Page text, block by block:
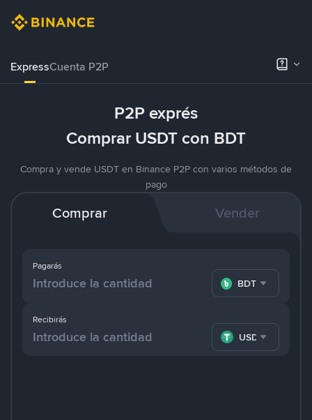
ExpressCuenta P2P
P2P exprés
Comprar USDT con BDT
Compra y vende USDT en Binance P2P con varios métodos de
pago
Comprar Vender
Pagarás
BDT
Recibirás
USDT